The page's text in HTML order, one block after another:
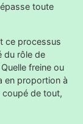
toute
ce processus
du rôle de
freine ou
en proportion à
coupé de tout,